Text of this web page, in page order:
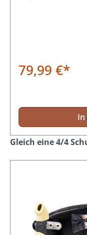
79,99 €*
Produktgalerie
Gleich eine 4/4